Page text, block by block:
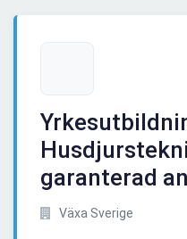
garanterad
Växa Sverige